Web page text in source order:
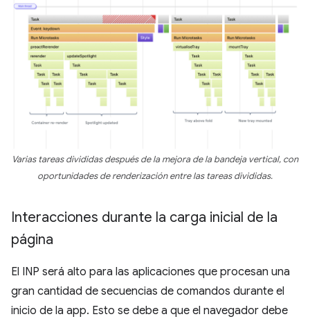
Varias tareas divididas después de la mejora de la bandeja vertical, con
oportunidades de renderización entre las tareas divididas.
Interacciones durante la carga inicial de la
página
El INP será alto para las aplicaciones que procesan una
gran cantidad de secuencias de comandos durante el
inicio de la app. Esto se debe a que el navegador debe